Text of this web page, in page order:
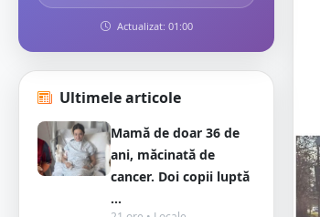
Actualizat: 01:00
Ultimele articole
Mamă de doar 36 de
ani, măcinată de
cancer. Doi copii luptă
...